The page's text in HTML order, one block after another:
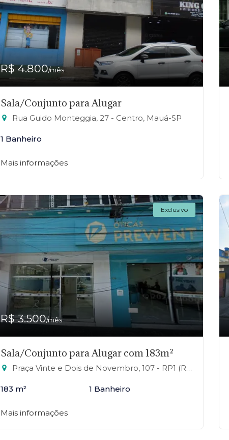
R$ 4.800/mês
Sala/Conjunto para Alugar
Rua Guido Monteggia, 27 - Centro, Mauá-SP
1 Banheiro
Mais informações
Exclusivo
R$ 3.500/mês
Sala/Conjunto para Alugar com 183m²
Praça Vinte e Dois de Novembro, 107 - RP1 (Regiões de Planejamento), Mauá-SP
183 m² 1 Banheiro
Mais informações